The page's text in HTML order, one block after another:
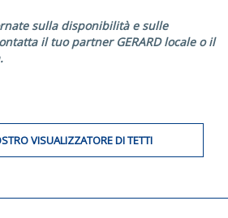
sulla disponibilità e sulle
il tuo partner GERARD locale o il
VISUALIZZATORE DI TETTI